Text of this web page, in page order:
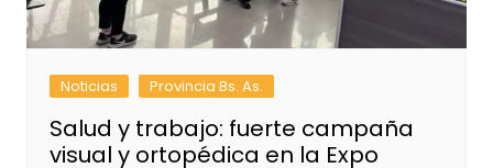
Noticias Provincia Bs. As.
Salud y trabajo: fuerte campaña
visual y ortopédica en la Expo